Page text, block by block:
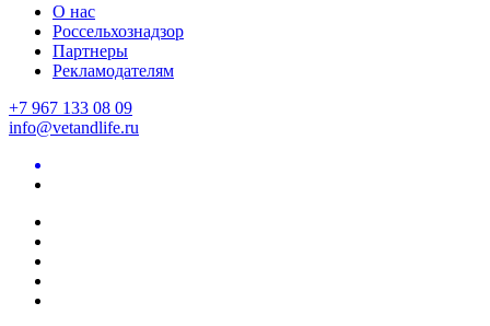
О нас
Россельхознадзор
Партнеры
Рекламодателям
+7 967 133 08 09
info@vetandlife.ru